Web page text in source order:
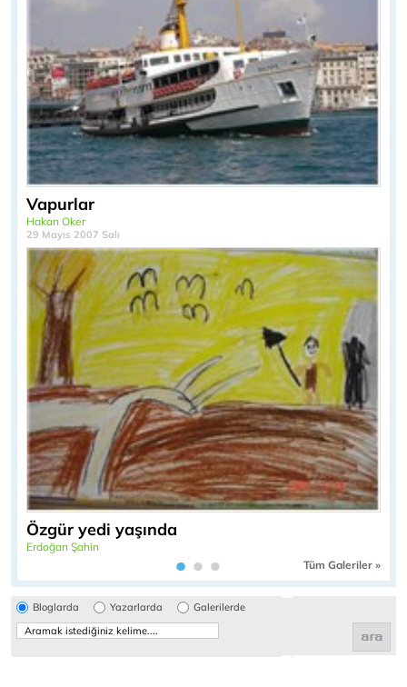
Vapurlar
Hakan Oker
29 Mayıs 2007 Salı
Özgür yedi yaşında
Erdoğan Şahin
Tüm Galeriler »
Bloglarda Yazarlarda Galerilerde